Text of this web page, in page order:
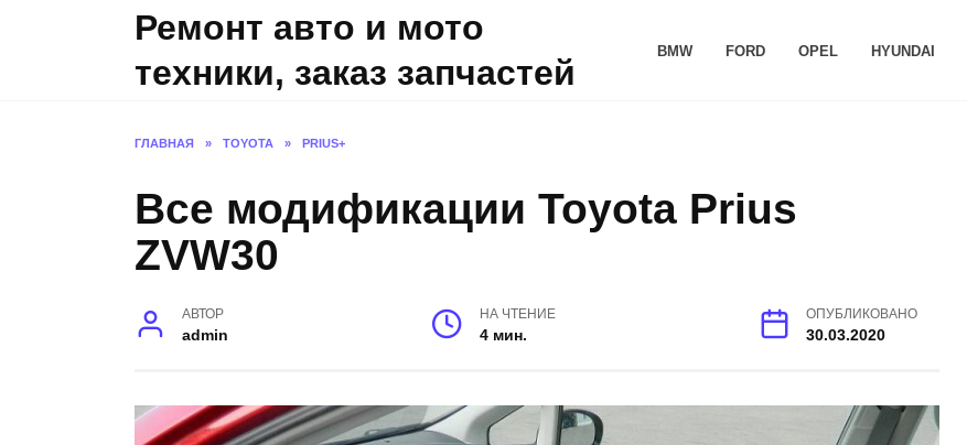
Ремонт авто и мото
техники, заказ запчастей
BMW FORD OPEL HYUNDAI
ГЛАВНАЯ » TOYOTA » PRIUS+
Все модификации Toyota Prius
ZVW30
АВТОР
admin
НА ЧТЕНИЕ
4 мин.
ОПУБЛИКОВАНО
30.03.2020